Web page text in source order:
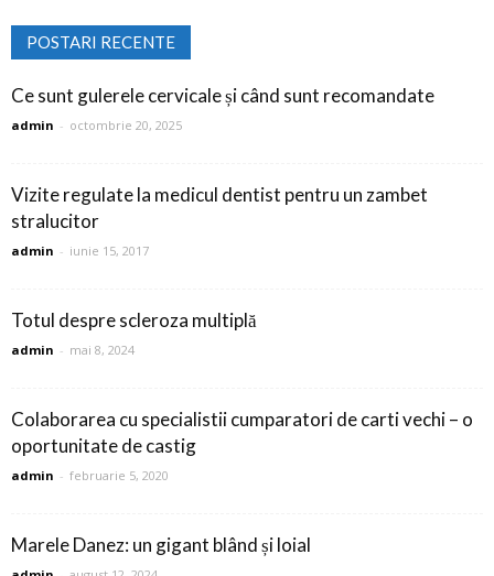
POSTARI RECENTE
Ce sunt gulerele cervicale și când sunt recomandate
admin - octombrie 20, 2025
Vizite regulate la medicul dentist pentru un zambet
stralucitor
admin - iunie 15, 2017
Totul despre scleroza multiplă
admin - mai 8, 2024
Colaborarea cu specialistii cumparatori de carti vechi – o
oportunitate de castig
admin - februarie 5, 2020
Marele Danez: un gigant blând și loial